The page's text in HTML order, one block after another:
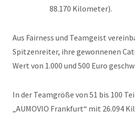
88.170 Kilometer).
Aus Fairness und Teamgeist
Spitzenreiter, ihre gewonnenen
Wert von 1.000 und 500 Euro
In der Teamgröße von 51 bis 100
„AUMOVIO Frankfurt“ mit 26.094